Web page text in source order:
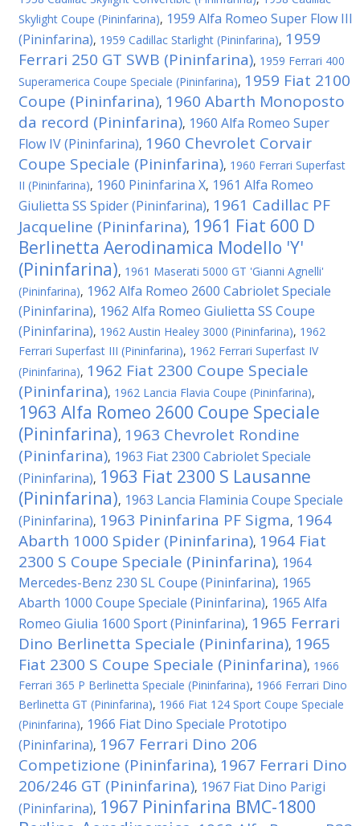
Skylight Coupe (Pininfarina), 1959 Alfa Romeo Super Flow III
(Pininfarina), 1959 Cadillac Starlight (Pininfarina), 1959
Ferrari 250 GT SWB (Pininfarina), 1959 Ferrari 400
Superamerica Coupe Speciale (Pininfarina), 1959 Fiat 2100
Coupe (Pininfarina), 1960 Abarth Monoposto
da record (Pininfarina), 1960 Alfa Romeo Super
Flow IV (Pininfarina), 1960 Chevrolet Corvair
Coupe Speciale (Pininfarina), 1960 Ferrari Superfast
II (Pininfarina), 1960 Pininfarina X, 1961 Alfa Romeo
Giulietta SS Spider (Pininfarina), 1961 Cadillac PF
Jacqueline (Pininfarina), 1961 Fiat 600 D
Berlinetta Aerodinamica Modello 'Y'
(Pininfarina), 1961 Maserati 5000 GT 'Gianni Agnelli'
(Pininfarina), 1962 Alfa Romeo 2600 Cabriolet Speciale
(Pininfarina), 1962 Alfa Romeo Giulietta SS Coupe
(Pininfarina), 1962 Austin Healey 3000 (Pininfarina), 1962
Ferrari Superfast III (Pininfarina), 1962 Ferrari Superfast IV
(Pininfarina), 1962 Fiat 2300 Coupe Speciale
(Pininfarina), 1962 Lancia Flavia Coupe (Pininfarina),
1963 Alfa Romeo 2600 Coupe Speciale
(Pininfarina), 1963 Chevrolet Rondine
(Pininfarina), 1963 Fiat 2300 Cabriolet Speciale
(Pininfarina), 1963 Fiat 2300 S Lausanne
(Pininfarina), 1963 Lancia Flaminia Coupe Speciale
(Pininfarina), 1963 Pininfarina PF Sigma, 1964
Abarth 1000 Spider (Pininfarina), 1964 Fiat
2300 S Coupe Speciale (Pininfarina), 1964
Mercedes-Benz 230 SL Coupe (Pininfarina), 1965
Abarth 1000 Coupe Speciale (Pininfarina), 1965 Alfa
Romeo Giulia 1600 Sport (Pininfarina), 1965 Ferrari
Dino Berlinetta Speciale (Pininfarina), 1965
Fiat 2300 S Coupe Speciale (Pininfarina), 1966
Ferrari 365 P Berlinetta Speciale (Pininfarina), 1966 Ferrari Dino
Berlinetta GT (Pininfarina), 1966 Fiat 124 Sport Coupe Speciale
(Pininfarina), 1966 Fiat Dino Speciale Prototipo
(Pininfarina), 1967 Ferrari Dino 206
Competizione (Pininfarina), 1967 Ferrari Dino
206/246 GT (Pininfarina), 1967 Fiat Dino Parigi
(Pininfarina), 1967 Pininfarina BMC-1800